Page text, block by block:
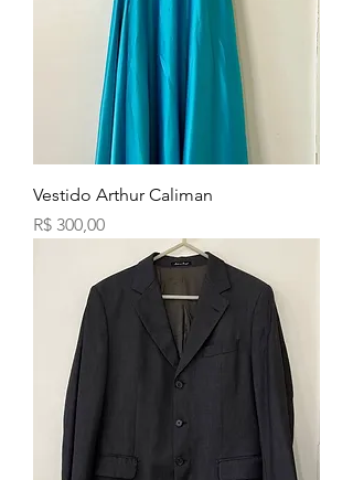
Vestido Arthur Caliman
Preço
R$ 300,00